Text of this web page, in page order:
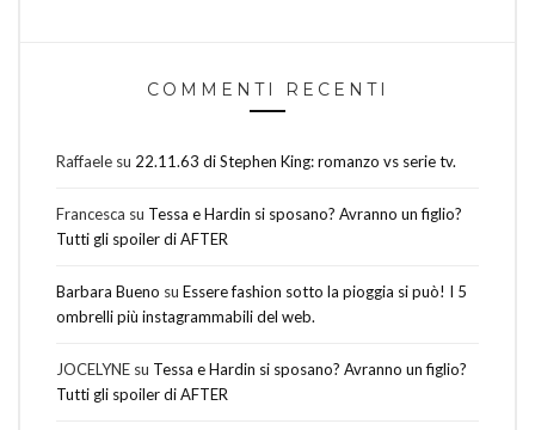
COMMENTI RECENTI
Raffaele su 22.11.63 di Stephen King: romanzo vs serie tv.
Francesca su Tessa e Hardin si sposano? Avranno un figlio?
Tutti gli spoiler di AFTER
Barbara Bueno su Essere fashion sotto la pioggia si può! I 5
ombrelli più instagrammabili del web.
JOCELYNE su Tessa e Hardin si sposano? Avranno un figlio?
Tutti gli spoiler di AFTER